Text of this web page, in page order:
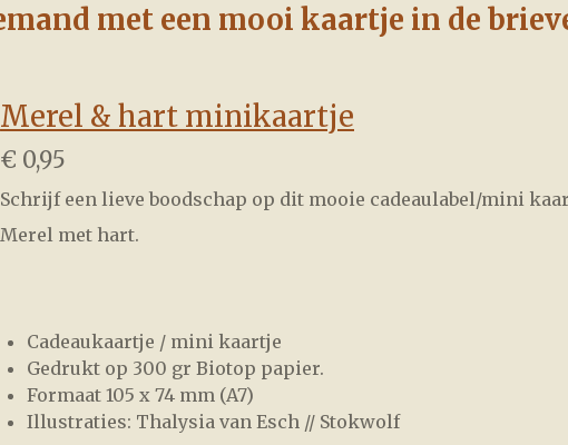
met een mooi kaartje in de
Merel & hart minikaartje
€ 0,95
Schrijf een lieve boodschap op dit mooie cadeaulabel/mini
Merel met hart.
Cadeaukaartje / mini kaartje
Gedrukt op 300 gr Biotop papier.
Formaat 105 x 74 mm (A7)
Illustraties: Thalysia van Esch // Stokwolf